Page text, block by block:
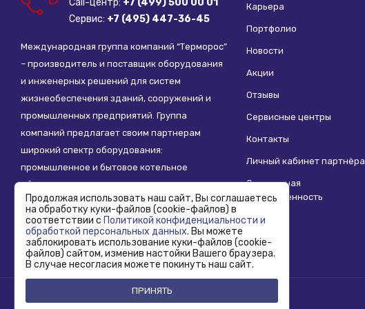
Call-центр: +7 (499) 500 00 01
Сервис: +7 (495) 447-36-45
Международная группа компаний “Терморос”
– производитель и поставщик оборудования
и инженерных решений для систем
жизнеобеспечения зданий, сооружений и
промышленных предприятий. Группа
компаний предлагает своим партнерам
широкий спектр оборудования:
промышленное и бытовое котельное
оборудование, системы отопления,
водоснабжения, водоподготовки и другие
инженерные системы.
Карьера
Портфолио
Новости
Акции
Отзывы
Сервисные центры
Контакты
Личный кабинет партнёра
Социальная
ответственность
Copyright © 1995 - 2026 Termoros. Все права защищены.
Продолжая использовать наш сайт, Вы соглашаетесь
на обработку куки-файлов (cookie-файлов) в
соответствии с Политикой конфиденциальности и
обработкой персональных данных. Вы можете
заблокировать использование куки-файлов (cookie-
файлов) сайтом, изменив настойки Вашего браузера.
В случае несогласия можете покинуть наш сайт.
ПРИНЯТЬ